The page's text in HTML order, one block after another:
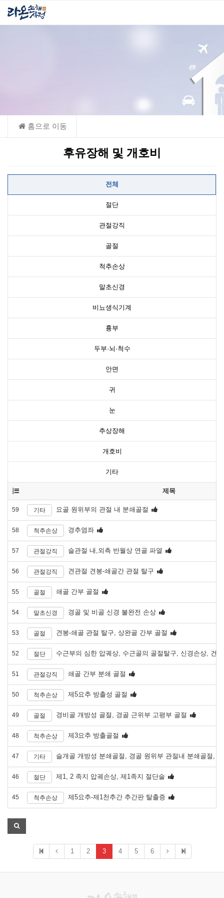
후유장해 및 개호비
전체
절단
관절강직
골절
척추손상
말초신경
비뇨생식기계
흉부
두부·뇌·척수
안면
귀
눈
추상장해
개호비
기타
제목
59 기타 요골 원위부의 관절 내 분쇄골절
58 척추손상 경추염좌
57 관절강직 슬관절 내,외측 반월상 연골 파열
56 관절강직 견관절 견봉-쇄골간 관절 탈구
55 골절 쇄골 간부 골절
54 말초신경 경골 및 비골 신경 불완전 손상
53 골절 견봉-쇄골 관절 탈구, 상완골 간부 골절
52 절단 수근부의 심한 압궤상, 수근골의 골절탈구, 신경손상, 건
51 관절강직 쇄골 간부 분쇄 골절
50 척추손상 제5요추 방출성 골절
49 골절 경비골 개방성 골절, 경골 근위부 고평부 골절
48 척추손상 제3요추 방출골절
47 기타 슬개골 개방성 분쇄골절, 경골 원위부 관절내 분쇄골절,
46 절단 제1, 2 족지 압궤손상, 제1족지 절단술
45 척추손상 제5요추-제1천추간 추간판 탈출증
1 2 3 4 5 6